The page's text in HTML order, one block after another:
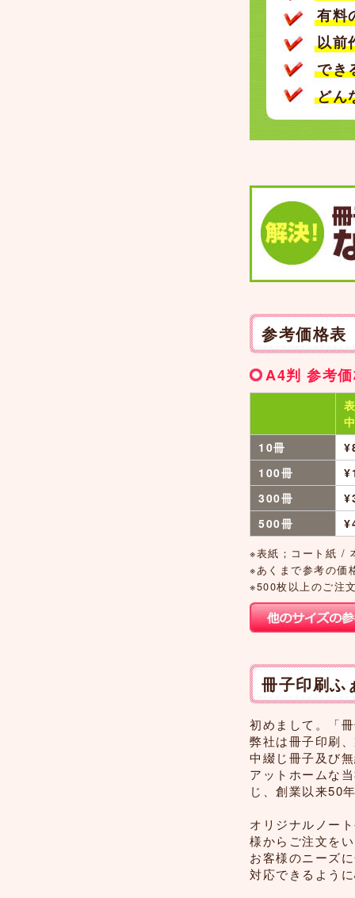
有料
以前
でき
どん
参考価格表
A4判 参考
10冊
100冊
300冊
500冊
※表紙；コート紙 /
※あくまで参考の価
※500枚以上のご注
冊子印刷ふ
初めまして。「
弊社は冊子印刷
中綴じ冊子及び
アットホームな
じ、創業以来50
オリジナルノー
様からご注文を
お客様のニーズ
対応できるよう